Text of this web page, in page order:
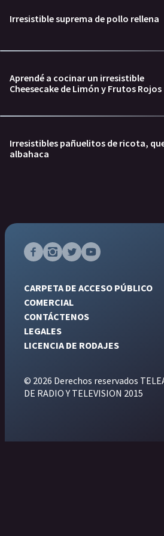
Irresistible suprema de pollo rellena
Aprendé a cocinar un irresistible
Cheesecake de Limón y Frutos Rojos
Irresistibles pañuelitos de ricota,
albahaca
CARPETA DE ACCESO PÚBLICO
COMERCIAL
CONTÁCTENOS
LEGALES
LICENCIA DE RODAJES
© 2026 Derechos reservados
DE RADIO Y TELEVISION 2015